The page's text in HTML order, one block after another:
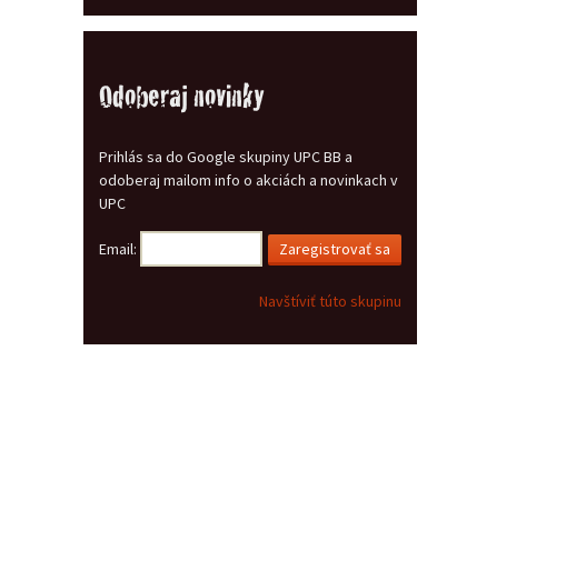
Odoberaj novinky
Prihlás sa do Google skupiny UPC BB a
odoberaj mailom info o akciách a novinkach v
UPC
Email:
Navštíviť túto skupinu